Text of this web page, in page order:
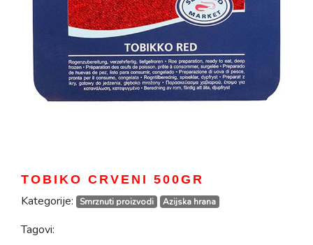
TOBIKO CRVENI 500GR
Kategorije: Smrznuti proizvodi Azijska hrana
Tagovi: